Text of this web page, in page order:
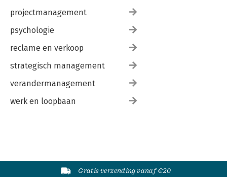
projectmanagement
psychologie
reclame en verkoop
strategisch management
verandermanagement
werk en loopbaan
Gratis verzending vanaf €20